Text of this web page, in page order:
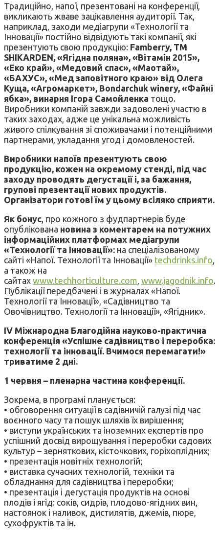
Традиційно, напої, презентовані на конференції,
викликають жваве зацікавлення аудиторії. Так,
наприклад, заходи медіагрупи «Технології та
Інновації» постійно відвідують такі компанії, які
презентують свою продукцію: Famberry, TM
SHIKARDEN, «Ягідна поляна», «Вітамін 2015»,
«Еко край», «Медовий спас», «Маотай»,
«БАХУС», «Мед заповітного краю» від Олега
Куща, «Агромаркет», Bondarchuk winery, «Файні
ябка», винарня Ігора Самойленка тощо.
Виробники компаній завжди задоволені участю в
таких заходах, адже це унікальна можливість
живого спілкування зі споживачами і потенційними
партнерами, укладання угод і домовленостей.
Виробники напоїв презентують свою
продукцію, кожен на окремому стенді, під час
заходу проводять дегустації і, за бажання,
групові презентації нових продуктів.
Організатори готові їм у цьому всіляко сприяти.
Як бонус , про кожного з фудпартнерів буде
опублікована новина з коментарем на потужних
інформаційних платформах медіагрупи
«Технології та Інновації»: на спеціалізованому
сайті «Напої. Технології та Інновації» techdrinks.info
а також на
сайтах www.techhorticulture.com www.jagodnik.info.
Публікації передбачені і в журналах «Напої.
Технології та Інновації», «Садівництво та
Овочівництво. Технології та Інновації», «Ягідник».
IV Міжнародна Благодійна науково-практична
конференція «Успішне садівництво і переробка:
технології та інновації. Вчимося перемагати!»
триватиме 2 дні.
1 червня – пленарна частина конференції.
Зокрема, в програмі планується:
• обговорення ситуації в садівничій галузі під час
воєнного часу та пошук шляхів їх вирішення;
• виступи українських та іноземних експертів про
успішний досвід вирощування і переробки садових
культур – зерняткових, кісточкових, горіхоплідних;
• презентація новітніх технологій;
• виставка сучасних технологій, техніки та
обладнання для садівництва і переробки;
• презентація і дегустація продуктів на основі
плодів і ягід: соків, сидрів, плодово-ягідних вин,
настоянок і наливок, дистилятів, джемів, пюре,
сухофруктів та ін.